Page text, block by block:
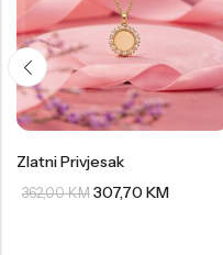
Zlatni Privjesak
362,00KM 307,70 KM